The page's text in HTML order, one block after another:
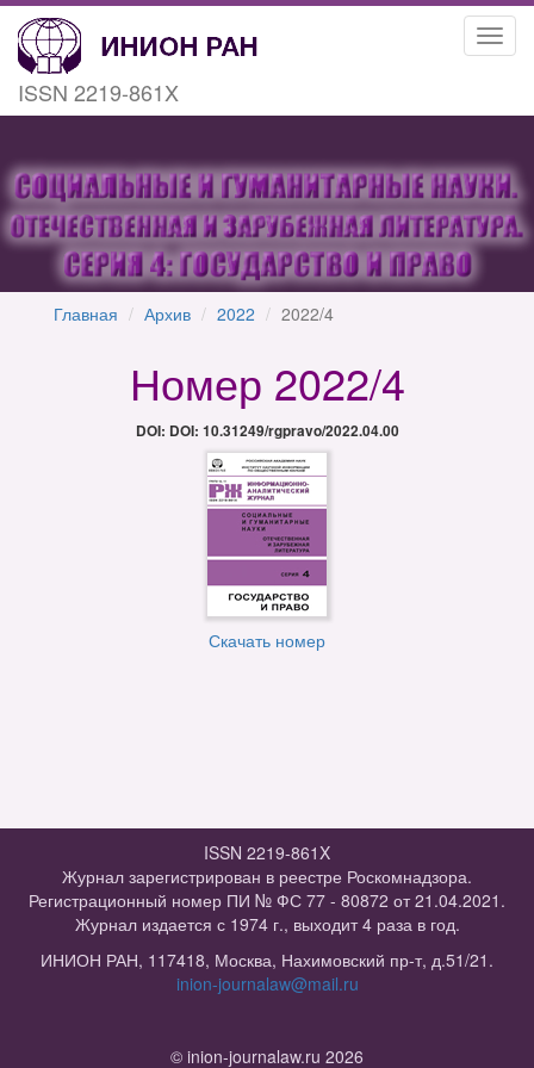
ISSN 2219-861X
Главная Архив 2022 2022/4
Номер 2022/4
DOI: DOI: 10.31249/rgpravo/2022.04.00
Скачать номер
ISSN 2219-861X
Журнал зарегистрирован в реестре Роскомнадзора.
Регистрационный номер ПИ № ФС 77 - 80872 от 21.04.2021.
Журнал издается с 1974 г., выходит 4 раза в год.
ИНИОН РАН, 117418, Москва, Нахимовский пр-т, д.51/21.
inion-journalaw@mail.ru
© inion-journalaw.ru 2026